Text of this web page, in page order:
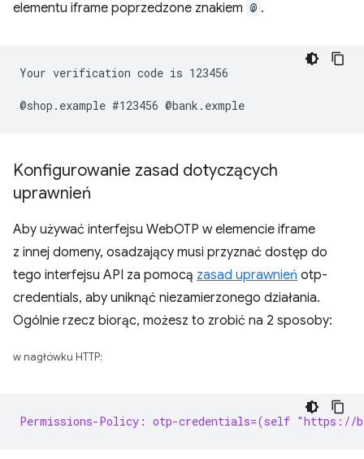
elementu iframe poprzedzone znakiem @ .
Your verification code is 123456
Konfigurowanie zasad dotyczących
uprawnień
Aby używać interfejsu WebOTP w elemencie iframe
z innej domeny, osadzający musi przyznać dostęp do
tego interfejsu API za pomocą zasad uprawnień otp-
credentials, aby uniknąć niezamierzonego działania.
Ogólnie rzecz biorąc, możesz to zrobić na 2 sposoby:
w nagłówku HTTP:
Permissions-Policy: otp-credentials=(self "https://